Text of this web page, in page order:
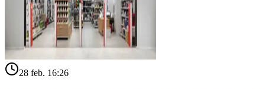
28 feb. 16:26